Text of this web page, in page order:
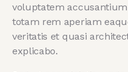
voluptatem
totam rem aperiam
veritatis et quasi
explicabo.